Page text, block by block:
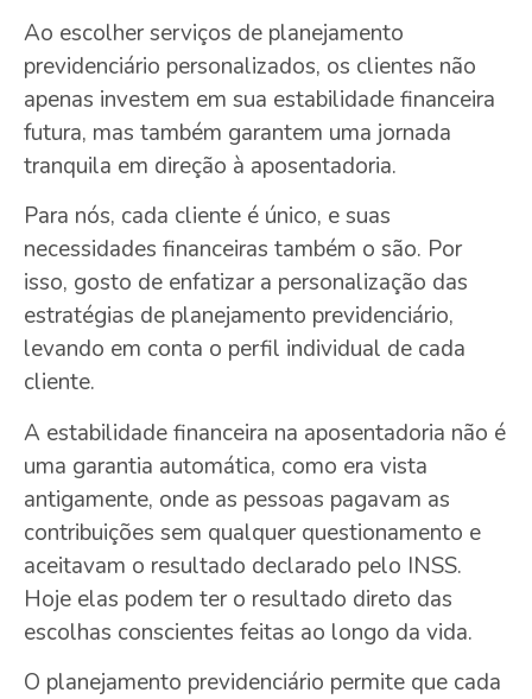
Ao escolher serviços de planejamento
previdenciário personalizados, os clientes não
apenas investem em sua estabilidade financeira
futura, mas também garantem uma jornada
tranquila em direção à aposentadoria.
Para nós, cada cliente é único, e suas
necessidades financeiras também o são. Por
isso, gosto de enfatizar a personalização das
estratégias de planejamento previdenciário,
levando em conta o perfil individual de cada
cliente.
A estabilidade financeira na aposentadoria não é
uma garantia automática, como era vista
antigamente, onde as pessoas pagavam as
contribuições sem qualquer questionamento e
aceitavam o resultado declarado pelo INSS.
Hoje elas podem ter o resultado direto das
escolhas conscientes feitas ao longo da vida.
O planejamento previdenciário permite que cada